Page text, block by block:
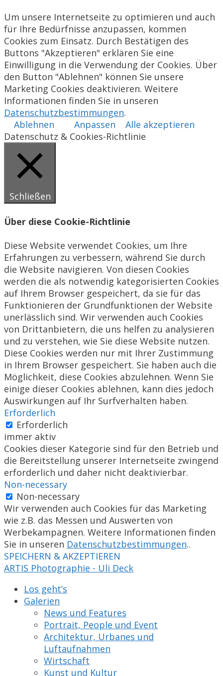
Um unsere Internetseite zu optimieren und auch
für Ihre Bedürfnisse anzupassen, kommen
Cookies zum Einsatz. Durch Bestätigen des
Buttons "Akzeptieren" erklären Sie eine
Einwilligung in die Verwendung der Cookies. Über
den Button "Ablehnen" können Sie unsere
Marketing Cookies deaktivieren. Weitere
Informationen finden Sie in unseren
Datenschutzbestimmungen.
Ablehnen
Anpassen
Alle akzeptieren
Datenschutz & Cookies-Richtlinie
Schließen
Über diese Cookie-Richtlinie
Diese Website verwendet Cookies, um Ihre
Erfahrungen zu verbessern, während Sie durch
die Website navigieren. Von diesen Cookies
werden die als notwendig kategorisierten Cookies
auf Ihrem Browser gespeichert, da sie für das
Funktionieren der Grundfunktionen der Website
unerlässlich sind. Wir verwenden auch Cookies
von Drittanbietern, die uns helfen zu analysieren
und zu verstehen, wie Sie diese Website nutzen.
Diese Cookies werden nur mit Ihrer Zustimmung
in Ihrem Browser gespeichert. Sie haben auch die
Möglichkeit, diese Cookies abzulehnen. Wenn Sie
einige dieser Cookies ablehnen, kann dies jedoch
Auswirkungen auf Ihr Surfverhalten haben.
Erforderlich
Erforderlich
immer aktiv
Cookies dieser Kategorie sind für den Betrieb und
die Bereitstellung unserer Internetseite zwingend
erforderlich und daher nicht deaktivierbar.
Non-necessary
Non-necessary
Wir verwenden auch Cookies für das Marketing
wie z.B. das Messen und Auswerten von
Werbekampagnen. Weitere Informationen finden
Sie in unseren Datenschutzbestimmungen..
SPEICHERN & AKZEPTIEREN
ARTIS Photographie - Uli Deck
Los geht’s
Galerien
News und Features
Portrait, People und Event
Architektur, Urbanes und
Luftaufnahmen
Wirtschaft
Kunst und Kultur